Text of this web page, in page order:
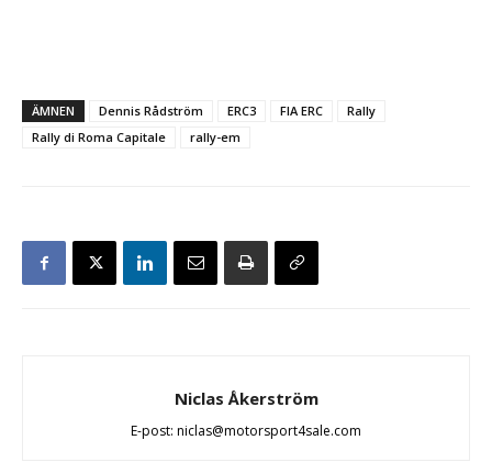
ÄMNEN Dennis Rådström ERC3 FIA ERC
Rally
Rally di Roma Capitale
rally-em
Niclas Åkerström
E-post: niclas@motorsport4sale.com